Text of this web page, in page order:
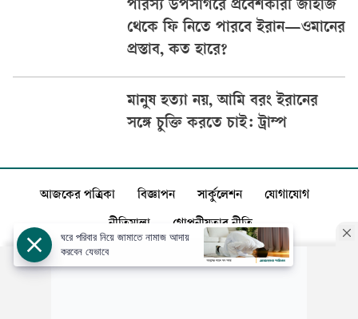
পারস্য উপসাগরে প্রবেশকারী জাহাজ
থেকে ফি নিতে পারবে ইরান—ওমানের
প্রস্তাব, কত হারে?
মানুষ হত্যা নয়, আমি বরং ইরানের
সঙ্গে চুক্তি করতে চাই: ট্রাম্প
আজকের পত্রিকা বিজ্ঞাপন সার্কুলেশন যোগাযোগ
নীতিমালা গোপনীয়তার নীতি
ঘরে পরিবার নিয়ে জামাতে নামাজ আদায়
করবেন যেভাবে